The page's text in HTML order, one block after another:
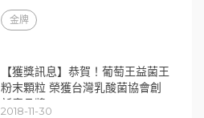
金牌
【獲獎訊息】恭賀！葡萄王益菌王
粉末顆粒 榮獲台灣乳酸菌協會創
新產品獎
2018-11-30